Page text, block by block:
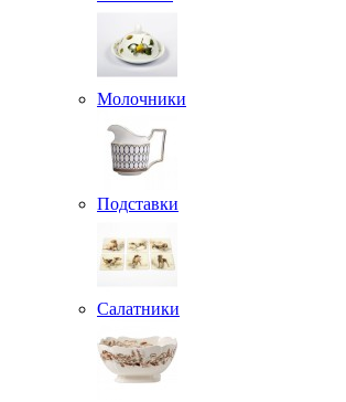
Молочники
Подставки
Салатники